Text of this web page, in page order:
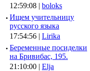
12:59:08 | boloks
· Ищем учительницу
русского языка
17:54:56 | Lirika
· Беременные посиделки
на Бривибас, 195.
21:10:00 | Elja